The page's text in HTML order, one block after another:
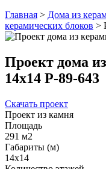
Главная > Дома из
керамических блоков >
Проект дома
14х14 Р-89-643
Скачать проект
Проект из камня
Площадь
291 м2
Габариты (м)
14x14